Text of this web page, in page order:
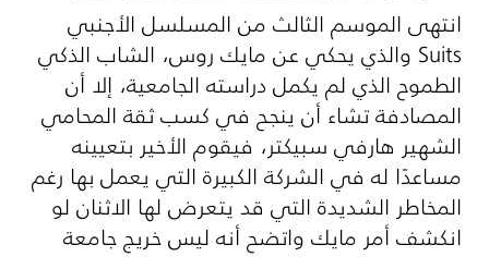
انتهى الموسم الثالث من المسلسل الأجنبي
Suits والذي يحكي عن مايك روس، الشاب الذكي
الطموح الذي لم يكمل دراسته الجامعية، إلا أن
المصادفة تشاء أن ينجح في كسب ثقة المحامي
الشهير هارفي سبيكتر، فيقوم الأخير بتعيينه
مساعدًا له في الشركة الكبيرة التي يعمل بها رغم
المخاطر الشديدة التي قد يتعرض لها الاثنان لو
انكشف أمر مايك واتضح أنه ليس خريج جامعة